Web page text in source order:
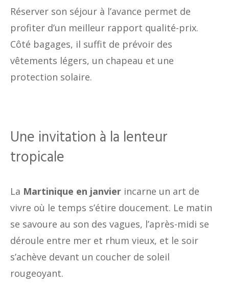
Réserver son séjour à l’avance permet de
profiter d’un meilleur rapport qualité-prix.
Côté bagages, il suffit de prévoir des
vêtements légers, un chapeau et une
protection solaire.
Une invitation à la lenteur
tropicale
La Martinique en janvier incarne un art de
vivre où le temps s’étire doucement. Le matin
se savoure au son des vagues, l’après-midi se
déroule entre mer et rhum vieux, et le soir
s’achève devant un coucher de soleil
rougeoyant.